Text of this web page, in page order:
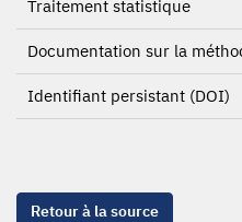
Traitement statistique
Documentation sur la
Identifiant persistant (DOI)
Retour à la source